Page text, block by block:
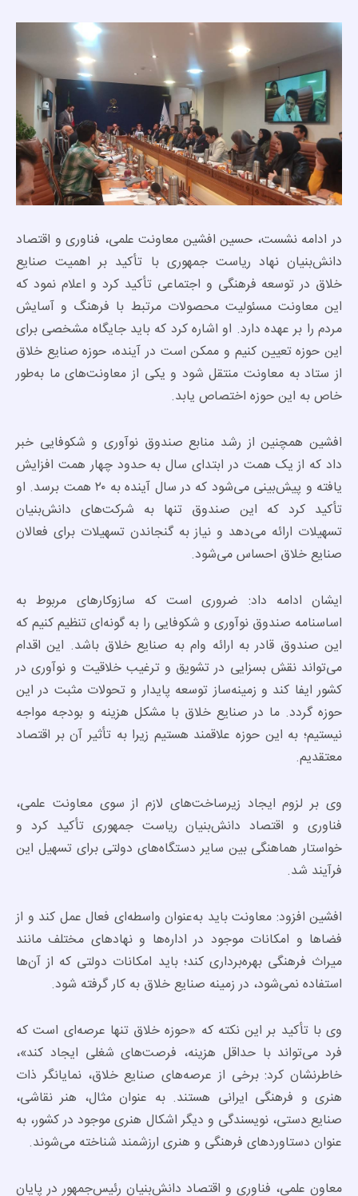
در ادامه نشست، حسین افشین معاونت علمی، فناوری و اقتصاد
دانش‌بنیان نهاد ریاست جمهوری با تأکید بر اهمیت صنایع
خلاق در توسعه فرهنگی و اجتماعی تأکید کرد و اعلام نمود که
این معاونت مسئولیت محصولات مرتبط با فرهنگ و آسایش
مردم را بر عهده دارد. او اشاره کرد که باید جایگاه مشخصی برای
این حوزه تعیین کنیم و ممکن است در آینده، حوزه صنایع خلاق
از ستاد به معاونت منتقل شود و یکی از معاونت‌های ما به‌طور
خاص به این حوزه اختصاص یابد.
افشین همچنین از رشد منابع صندوق نوآوری و شکوفایی خبر
داد که از یک همت در ابتدای سال به حدود چهار همت افزایش
یافته و پیش‌بینی می‌شود که در سال آینده به ۲۰ همت برسد. او
تأکید کرد که این صندوق تنها به شرکت‌های دانش‌بنیان
تسهیلات ارائه می‌دهد و نیاز به گنجاندن تسهیلات برای فعالان
صنایع خلاق احساس می‌شود.
ایشان ادامه داد: ضروری است که سازوکارهای مربوط به
اساسنامه صندوق نوآوری و شکوفایی را به گونه‌ای تنظیم کنیم که
این صندوق قادر به ارائه وام به صنایع خلاق باشد. این اقدام
می‌تواند نقش بسزایی در تشویق و ترغیب خلاقیت و نوآوری در
کشور ایفا کند و زمینه‌ساز توسعه پایدار و تحولات مثبت در این
حوزه گردد. ما در صنایع خلاق با مشکل هزینه و بودجه مواجه
نیستیم؛ به این حوزه علاقمند هستیم زیرا به تأثیر آن بر اقتصاد
معتقدیم.
وی بر لزوم ایجاد زیرساخت‌های لازم از سوی معاونت علمی،
فناوری و اقتصاد دانش‌بنیان ریاست جمهوری تأکید کرد و
خواستار هماهنگی بین سایر دستگاه‌های دولتی برای تسهیل این
فرآیند شد.
افشین افزود: معاونت باید به‌عنوان واسطه‌ای فعال عمل کند و از
فضاها و امکانات موجود در اداره‌ها و نهادهای مختلف مانند
میراث فرهنگی بهره‌برداری کند؛ باید امکانات دولتی که از آن‌ها
استفاده نمی‌شود، در زمینه صنایع خلاق به کار گرفته شود.
وی با تأکید بر این نکته که «حوزه خلاق تنها عرصه‌ای است که
فرد می‌تواند با حداقل هزینه، فرصت‌های شغلی ایجاد کند»،
خاطرنشان کرد: برخی از عرصه‌های صنایع خلاق، نمایانگر ذات
هنری و فرهنگی ایرانی هستند. به عنوان مثال، هنر نقاشی،
صنایع دستی، نویسندگی و دیگر اشکال هنری موجود در کشور، به
عنوان دستاوردهای فرهنگی و هنری ارزشمند شناخته می‌شوند.
معاون علمی، فناوری و اقتصاد دانش‌بنیان رئیس‌جمهور در پایان